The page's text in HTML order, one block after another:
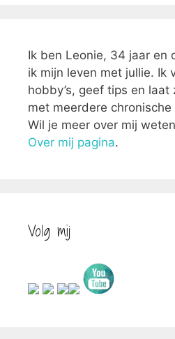
Ik ben Leonie, 34 jaar en
ik mijn leven met jullie. Ik
hobby’s, geef tips en
met meerdere
Wil je meer over mij
Over mij pagina.
Volg mij